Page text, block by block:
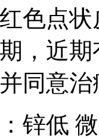
色点
，近
同意治
锌低